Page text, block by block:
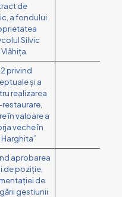
de
a fondului
Silvic
privind
și a
realizarea
în valoare a
veche în
aprobarea
de poziție,
de
gestiunii